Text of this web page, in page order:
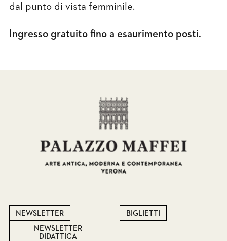
dal punto di vista femminile.
Ingresso gratuito fino a esaurimento posti.
NEWSLETTER
NEWSLETTER
DIDATTICA
BIGLIETTI